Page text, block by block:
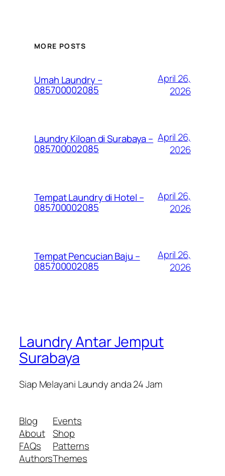
MORE POSTS
Umah Laundry –
085700002085
April 26,
2026
Laundry Kiloan di Surabaya –
085700002085
April 26,
2026
Tempat Laundry di Hotel –
085700002085
April 26,
2026
Tempat Pencucian Baju –
085700002085
April 26,
2026
Laundry Antar Jemput
Surabaya
Siap Melayani Laundy anda 24 Jam
Blog
About
FAQs
Authors
Events
Shop
Patterns
Themes